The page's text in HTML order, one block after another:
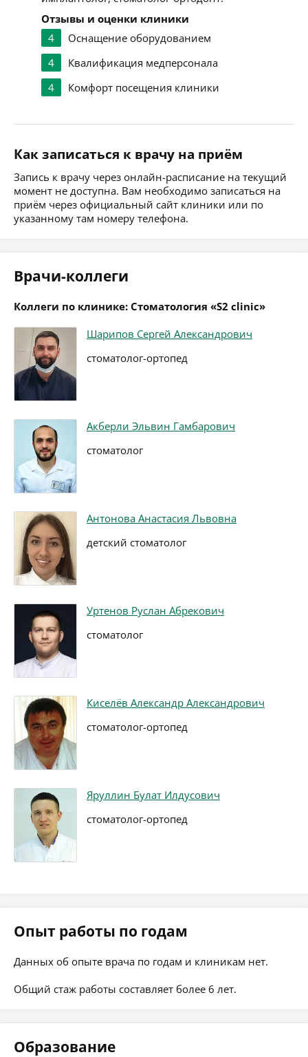
Отзывы и оценки клиники
4
Оснащение оборудованием
4
Квалификация медперсонала
4
Комфорт посещения клиники
Как записаться к врачу на приём
Запись к врачу через онлайн-расписание на текущий
момент не доступна. Вам необходимо записаться на
приём через официальный сайт клиники или по
указанному там номеру телефона.
Врачи-коллеги
Коллеги по клинике: Стоматология «S2 clinic»
Шарипов Сергей Александрович
стоматолог-ортопед
Акберли Эльвин Гамбарович
стоматолог
Антонова Анастасия Львовна
детский стоматолог
Уртенов Руслан Абрекович
стоматолог
Киселёв Александр Александрович
стоматолог-ортопед
Яруллин Булат Илдусович
стоматолог-ортопед
Опыт работы по годам
Данных об опыте врача по годам и клиникам нет.
Общий стаж работы составляет более 6 лет.
Образование